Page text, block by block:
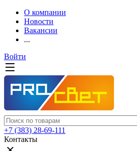
О компании
Новости
Вакансии
...
Войти
+7 (383) 28-69-111
Контакты